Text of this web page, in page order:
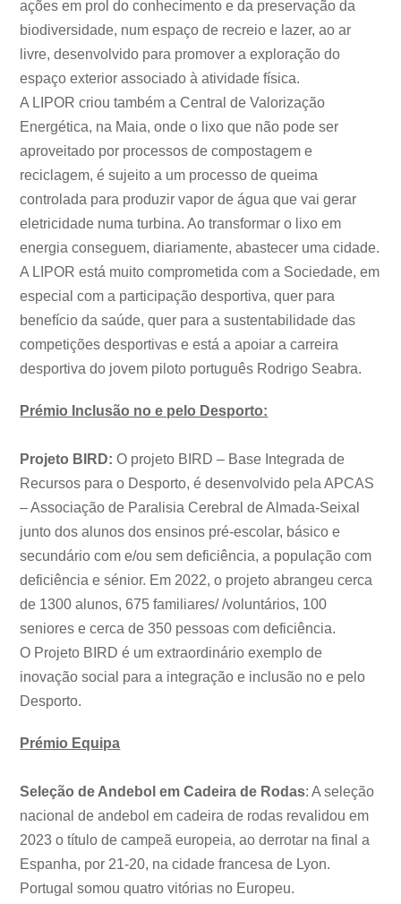
ações em prol do conhecimento e da preservação da
biodiversidade, num espaço de recreio e lazer, ao ar
livre, desenvolvido para promover a exploração do
espaço exterior associado à atividade física.
A LIPOR criou também a Central de Valorização
Energética, na Maia, onde o lixo que não pode ser
aproveitado por processos de compostagem e
reciclagem, é sujeito a um processo de queima
controlada para produzir vapor de água que vai gerar
eletricidade numa turbina. Ao transformar o lixo em
energia conseguem, diariamente, abastecer uma cidade.
A LIPOR está muito comprometida com a Sociedade, em
especial com a participação desportiva, quer para
benefício da saúde, quer para a sustentabilidade das
competições desportivas e está a apoiar a carreira
desportiva do jovem piloto português Rodrigo Seabra.
Prémio Inclusão no e pelo Desporto:
Projeto BIRD: O projeto BIRD – Base Integrada de
Recursos para o Desporto, é desenvolvido pela APCAS
– Associação de Paralisia Cerebral de Almada-Seixal
junto dos alunos dos ensinos pré-escolar, básico e
secundário com e/ou sem deficiência, a população com
deficiência e sénior. Em 2022, o projeto abrangeu cerca
de 1300 alunos, 675 familiares/ /voluntários, 100
seniores e cerca de 350 pessoas com deficiência.
O Projeto BIRD é um extraordinário exemplo de
inovação social para a integração e inclusão no e pelo
Desporto.
Prémio Equipa
Seleção de Andebol em Cadeira de Rodas: A seleção
nacional de andebol em cadeira de rodas revalidou em
2023 o título de campeã europeia, ao derrotar na final a
Espanha, por 21-20, na cidade francesa de Lyon.
Portugal somou quatro vitórias no Europeu.